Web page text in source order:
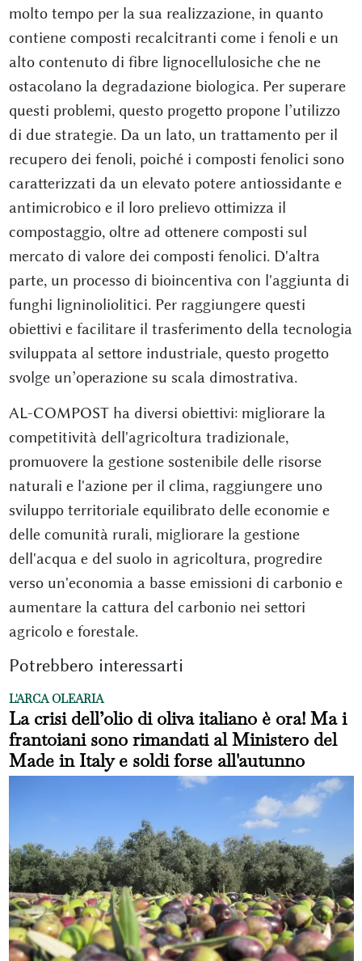
molto tempo per la sua realizzazione, in quanto
contiene composti recalcitranti come i fenoli e un
alto contenuto di fibre lignocellulosiche che ne
ostacolano la degradazione biologica. Per superare
questi problemi, questo progetto propone l’utilizzo
di due strategie. Da un lato, un trattamento per il
recupero dei fenoli, poiché i composti fenolici sono
caratterizzati da un elevato potere antiossidante e
antimicrobico e il loro prelievo ottimizza il
compostaggio, oltre ad ottenere composti sul
mercato di valore dei composti fenolici. D'altra
parte, un processo di bioincentiva con l'aggiunta di
funghi ligninoliolitici. Per raggiungere questi
obiettivi e facilitare il trasferimento della tecnologia
sviluppata al settore industriale, questo progetto
svolge un’operazione su scala dimostrativa.
AL-COMPOST ha diversi obiettivi: migliorare la
competitività dell'agricoltura tradizionale,
promuovere la gestione sostenibile delle risorse
naturali e l'azione per il clima, raggiungere uno
sviluppo territoriale equilibrato delle economie e
delle comunità rurali, migliorare la gestione
dell'acqua e del suolo in agricoltura, progredire
verso un'economia a basse emissioni di carbonio e
aumentare la cattura del carbonio nei settori
agricolo e forestale.
Potrebbero interessarti
L'ARCA OLEARIA
La crisi dell’olio di oliva italiano è ora! Ma i
frantoiani sono rimandati al Ministero del
Made in Italy e soldi forse all'autunno